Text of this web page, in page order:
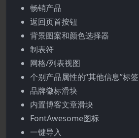
畅销产品
返回页首按钮
背景图案和颜色选择器
制表符
网格/列表视图
个别产品属性的“其他信息”标签
品牌徽标滑块
内置博客文章滑块
FontAwesome图标
一键导入